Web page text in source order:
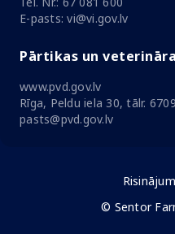
E-pasts: vi@vi.gov.lv
Pārtikas un
www.pvd.gov.lv
Rīga, Peldu iela 30, tālr.
pasts@pvd.gov.lv
© Sentor